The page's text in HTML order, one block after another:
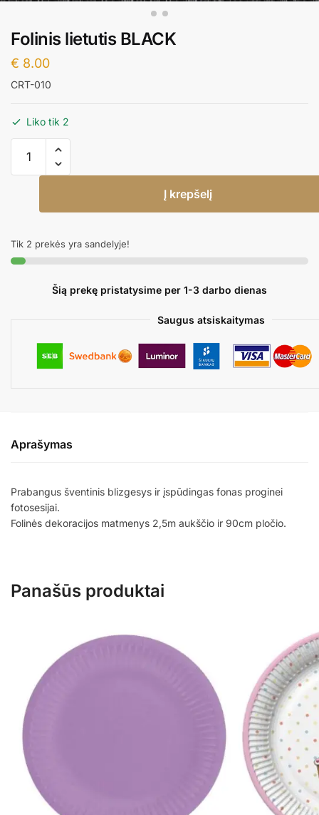
Folinis lietutis BLACK
€ 8.00
CRT-010
Liko tik 2
kiekis:
Folinis
BLACK
Į krepšelį
Tik 2 prekės yra sandelyje!
Šią prekę pristatysime per 1-3 darbo dienas
Saugus atsiskaitymas
Aprašymas
Prabangus šventinis blizgesys ir įspūdingas fonas proginei
fotosesijai.
Folinės dekoracijos matmenys 2,5m aukščio ir 90cm pločio.
Panašūs produktai